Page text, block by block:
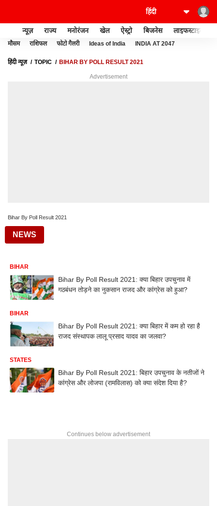
न्यूज़ राज्य मनोरंजन खेल ऐस्ट्रो बिजनेस लाइफस्टाइल
मौसम राशिफल फोटो गैलरी Ideas of India INDIA AT 2047
हिंदी न्यूज़ TOPIC BIHAR BY POLL RESULT 2021
Advertisement
Bihar By Poll Result 2021
NEWS
BIHAR
Bihar By Poll Result 2021: क्या बिहार उपचुनाव में
गठबंधन तोड़ने का नुकसान राजद और कांग्रेस को हुआ?
BIHAR
Bihar By Poll Result 2021: क्या बिहार में कम हो रहा है
राजद संस्थापक लालू प्रसाद यादव का जलवा?
STATES
Bihar By Poll Result 2021: बिहार उपचुनाव के नतीजों ने
कांग्रेस और लोजपा (रामविलास) को क्या संदेश दिया है?
Continues below advertisement